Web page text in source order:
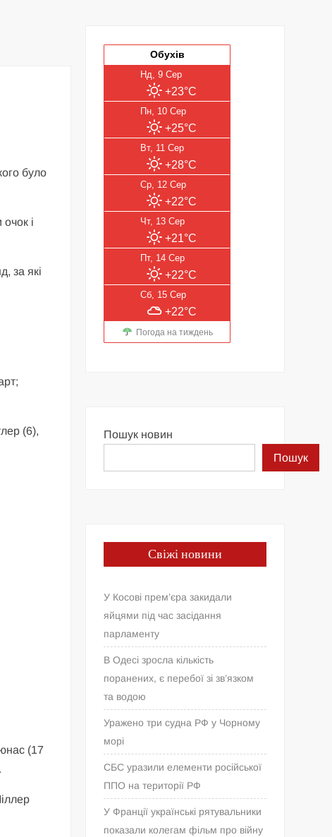
було
і
за які
(6),
(17
Обухів
Нд, 9 Сер
+23°C
Пн, 10 Сер
+25°C
Вт, 11 Сер
+28°C
Ср, 12 Сер
+22°C
Чт, 13 Сер
+21°C
Пт, 14 Сер
+22°C
Сб, 15 Сер
+22°C
Погода на тиждень
Пошук новин
Пошук
Свіжі новини
У Косові прем’єра закидали
яйцями під час засідання
парламенту
В Одесі зросла кількість
поранених, є перебої зі зв’язком
та водою
Уражено три судна РФ у Чорному
морі
СБС уразили елементи російської
ППО на території РФ
У Франції українські рятувальники
показали колегам фільм про війну